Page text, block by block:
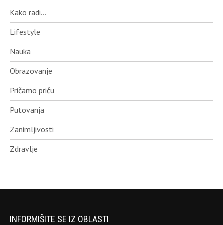
Kako radi…
Lifestyle
Nauka
Obrazovanje
Pričamo priču
Putovanja
Zanimljivosti
Zdravlje
INFORMIŠITE SE IZ OBLASTI